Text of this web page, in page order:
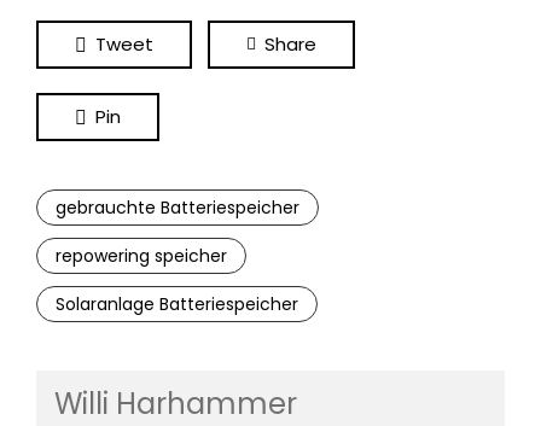
Tweet Share
Pin
gebrauchte Batteriespeicher
repowering speicher
Solaranlage Batteriespeicher
Willi Harhammer